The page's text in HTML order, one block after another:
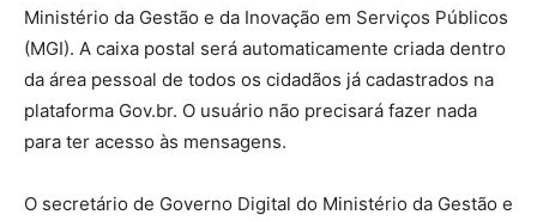
Ministério da Gestão e da Inovação em Serviços Públicos
(MGI). A caixa postal será automaticamente criada dentro
da área pessoal de todos os cidadãos já cadastrados na
plataforma Gov.br. O usuário não precisará fazer nada
para ter acesso às mensagens.
O secretário de Governo Digital do Ministério da Gestão e